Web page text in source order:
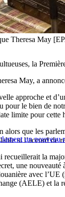
Theresa May
la
May, a
approche et
pour le bien de
limite pour cette
un
alors que les
si l’accord de
la
une
avec l’UE
(AELE) et la